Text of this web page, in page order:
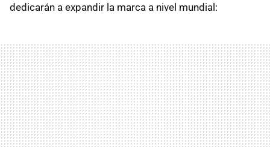
dedicarán a expandir la marca a nivel mundial: